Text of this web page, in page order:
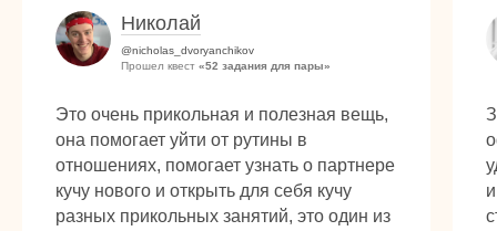
Николай
@nicholas_dvoryanchikov
Прошел квест «52 задания для пары»
Это очень прикольная и полезная вещь,
она помогает уйти от рутины в
отношениях, помогает узнать о партнере
кучу нового и открыть для себя кучу
разных прикольных занятий, это один из